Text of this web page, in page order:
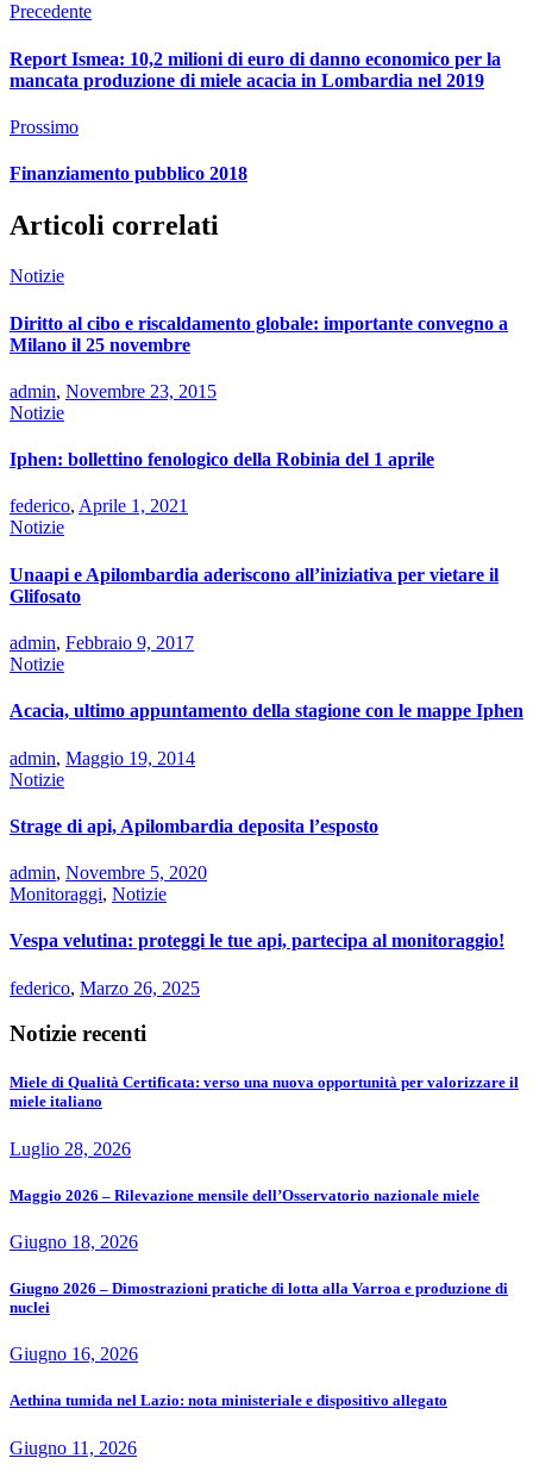
Precedente
Report Ismea: 10,2 milioni di euro di danno economico per la
mancata produzione di miele acacia in Lombardia nel 2019
Prossimo
Finanziamento pubblico 2018
Articoli correlati
Notizie
Diritto al cibo e riscaldamento globale: importante convegno a
Milano il 25 novembre
admin, Novembre 23, 2015
Notizie
Iphen: bollettino fenologico della Robinia del 1 aprile
federico, Aprile 1, 2021
Notizie
Unaapi e Apilombardia aderiscono all’iniziativa per vietare il
Glifosato
admin, Febbraio 9, 2017
Notizie
Acacia, ultimo appuntamento della stagione con le mappe Iphen
admin, Maggio 19, 2014
Notizie
Strage di api, Apilombardia deposita l’esposto
admin, Novembre 5, 2020
Monitoraggi, Notizie
Vespa velutina: proteggi le tue api, partecipa al monitoraggio!
federico, Marzo 26, 2025
Notizie recenti
Miele di Qualità Certificata: verso una nuova opportunità per valorizzare il
miele italiano
Luglio 28, 2026
Maggio 2026 – Rilevazione mensile dell’Osservatorio nazionale miele
Giugno 18, 2026
Giugno 2026 – Dimostrazioni pratiche di lotta alla Varroa e produzione di
nuclei
Giugno 16, 2026
Aethina tumida nel Lazio: nota ministeriale e dispositivo allegato
Giugno 11, 2026